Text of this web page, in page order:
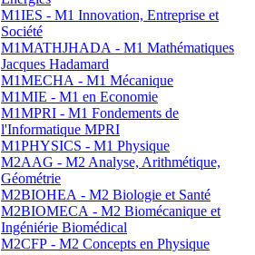
M1IES - M1 Innovation, Entreprise et
Société
M1MATHJHADA - M1 Mathématiques
Jacques Hadamard
M1MECHA - M1 Mécanique
M1MIE - M1 en Economie
M1MPRI - M1 Fondements de
l'Informatique MPRI
M1PHYSICS - M1 Physique
M2AAG - M2 Analyse, Arithmétique,
Géométrie
M2BIOHEA - M2 Biologie et Santé
M2BIOMECA - M2 Biomécanique et
Ingéniérie Biomédical
M2CFP - M2 Concepts en Physique